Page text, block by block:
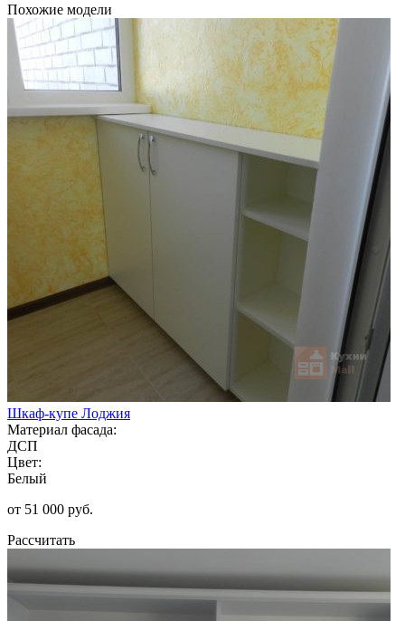
Похожие модели
Шкаф-купе Лоджия
Материал фасада:
ДСП
Цвет:
Белый
от 51 000 руб.
Рассчитать